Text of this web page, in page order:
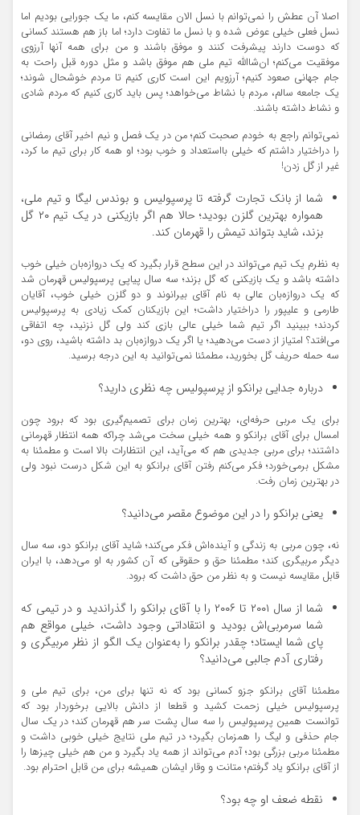
اصلا آن عطش را نمی‌توانم با نسل الان مقایسه کنم، ما یک جورایی بودیم اما
نسل فعلی خیلی عوض شده و با نسل ما تفاوت دارد؛ اما باز هم هستند کسانی
که دوست دارند پیشرفت کنند و موفق باشند و من برای همه آنها آرزوی
موفقیت می‌کنم؛ ان‌شاالله تیم ملی هم موفق باشد و مثل دوره قبل راحت به
جام جهانی صعود کنیم؛ آرزویم این است کاری کنیم تا مردم خوشحال شوند؛
یک جامعه سالم، مردم با نشاط می‌خواهد؛ پس باید کاری کنیم که مردم شادی
و نشاط داشته باشند.
نمی‌توانم راجع به خودم صحبت کنم؛ من در یک فصل و نیم اخیر آقای رمضانی
را دراختیار داشتم که خیلی بااستعداد و خوب بود؛ او همه کار برای تیم ما کرد،
غیر از گل زدن!
شما از بانک تجارت گرفته تا پرسپولیس و بوندس لیگا و تیم ملی،
همواره بهترین گلزن بودید؛ حالا هم اگر بازیکنی در یک تیم ۲۰ گل
بزند، شاید بتواند تیمش را قهرمان کند.
به نظرم یک تیم می‌تواند در این سطح قرار بگیرد که یک دروازه‌بان خیلی خوب
داشته باشد و یک بازیکنی که گل بزند؛ سه سال پیاپی پرسپولیس قهرمان شد
که یک دروازه‌بان عالی به نام آقای بیرانوند و دو گلزن خیلی خوب، آقایان
طارمی و علیپور را دراختیار داشت؛ این بازیکنان کمک زیادی به پرسپولیس
کردند؛ ببینید اگر تیم شما خیلی عالی بازی کند ولی گل نزنید، چه اتفاقی
می‌افتد؟ امتیاز از دست می‌دهید؛ یا اگر یک دروازه‌بان بد داشته باشید، روی دو،
سه حمله حریف گل بخورید، مطمئنا نمی‌توانید به این درجه برسید.
درباره جدایی برانکو از پرسپولیس چه نظری دارید؟
برای یک مربی حرفه‌ای، بهترین زمان برای تصمیم‌گیری بود که برود چون
امسال برای آقای برانکو و همه خیلی سخت می‌شد چراکه همه انتظار قهرمانی
داشتند؛ برای مربی جدیدی هم که می‌آید، این انتظارات بالا است و مطمئنا به
مشکل برمی‌خورد؛ فکر می‌کنم رفتن آقای برانکو به این شکل درست نبود ولی
در بهترین زمان رفت.
یعنی برانکو را در این موضوع مقصر می‌دانید؟
نه، چون مربی به زندگی و آینده‌اش فکر می‌کند؛ شاید آقای برانکو دو، سه سال
دیگر مربیگری کند؛ مطمئنا حق و حقوقی که آن کشور به او می‌دهد، با ایران
قابل مقایسه نیست و به نظر من حق داشت که برود.
شما از سال ۲۰۰۱ تا ۲۰۰۶ را با آقای برانکو را گذراندید و در تیمی که
شما سرمربی‌اش بودید و انتقاداتی وجود داشت، خیلی مواقع هم
پای شما ایستاد؛ چقدر برانکو را به‌عنوان یک الگو از نظر مربیگری و
رفتاری آدم جالبی می‌دانید؟
مطمئنا آقای برانکو جزو کسانی بود که نه تنها برای من، برای تیم ملی و
پرسپولیس خیلی زحمت کشید و قطعا از دانش بالایی برخوردار بود که
توانست همین پرسپولیس را سه سال پشت سر هم قهرمان کند؛ در یک سال
جام حذفی و لیگ را همزمان بگیرد؛ در تیم ملی نتایج خیلی خوبی داشت و
مطمئنا مربی بزرگی بود؛ آدم می‌تواند از همه یاد بگیرد و من هم خیلی چیزها را
از آقای برانکو یاد گرفتم؛ متانت و وقار ایشان همیشه برای من قابل احترام بود.
نقطه ضعف او چه بود؟